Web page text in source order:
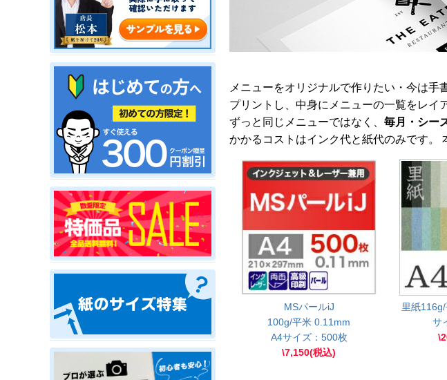
メニューをオリジナルで作りたい・今は
プリントし、中身にメニューの一覧をレイ
ずっと同じメニューではなく、 毎月・シー
かかるコストはインク代と紙代のみです。
MSパールiJ
100g/平米 0.11mm
A4サイズ：500枚
\7,150(税込)
里紙
サ